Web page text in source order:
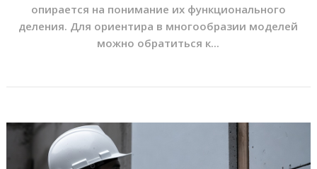
опирается на понимание их функционального
деления. Для ориентира в многообразии моделей
можно обратиться к...